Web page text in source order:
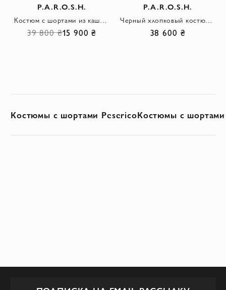
P.A.R.O.S.H.
39 800 ₴15 900 ₴
P.A.R.O.S.H.
38 600 ₴
Костюмы с шортами PesericoКостюмы с